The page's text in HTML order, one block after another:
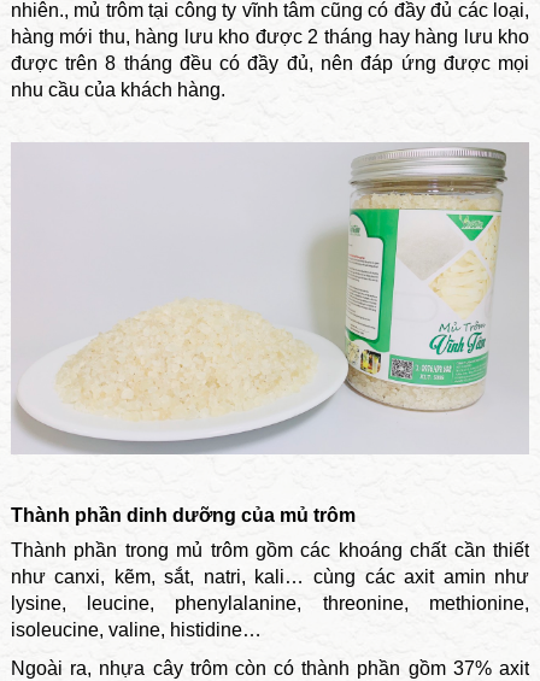
nhiên., mủ trôm tại công ty vĩnh tâm cũng có đầy đủ các loại,
hàng mới thu, hàng lưu kho được 2 tháng hay hàng lưu kho
được trên 8 tháng đều có đầy đủ, nên đáp ứng được mọi
nhu cầu của khách hàng.
Thành phần dinh dưỡng của mủ trôm
Thành phần trong mủ trôm gồm các khoáng chất cần thiết
như canxi, kẽm, sắt, natri, kali… cùng các axit amin như
lysine, leucine, phenylalanine, threonine, methionine,
isoleucine, valine, histidine…
Ngoài ra, nhựa cây trôm còn có thành phần gồm 37% axit